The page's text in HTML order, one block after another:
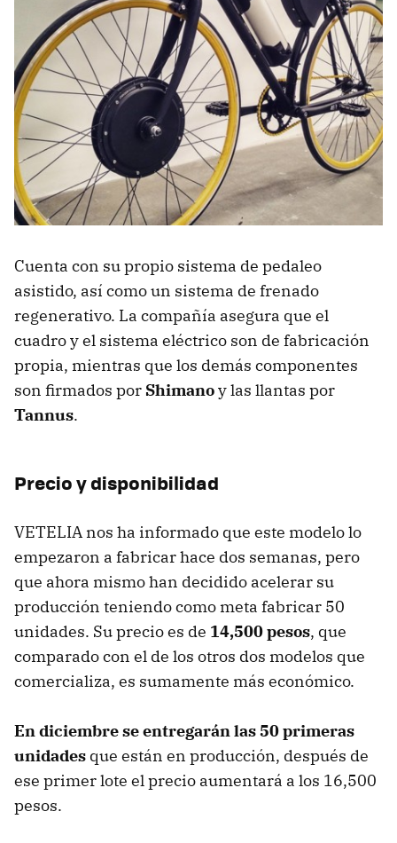
Cuenta con su propio sistema de pedaleo
asistido, así como un sistema de frenado
regenerativo. La compañía asegura que el
cuadro y el sistema eléctrico son de fabricación
propia, mientras que los demás componentes
son firmados por Shimanoy las llantas por
Tannus.
Precio y disponibilidad
VETELIA nos ha informado que este modelo lo
empezaron a fabricar hace dos semanas, pero
que ahora mismo han decidido acelerar su
producción teniendo como meta fabricar 50
unidades. Su precio es de 14,500 pesos, que
comparado con el de los otros dos modelos que
comercializa, es sumamente más económico.
En diciembre se entregarán las 50 primeras
unidades que están en producción, después de
ese primer lote el precio aumentará a los 16,500
pesos.